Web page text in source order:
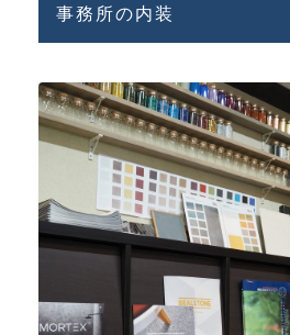
事務所の内装